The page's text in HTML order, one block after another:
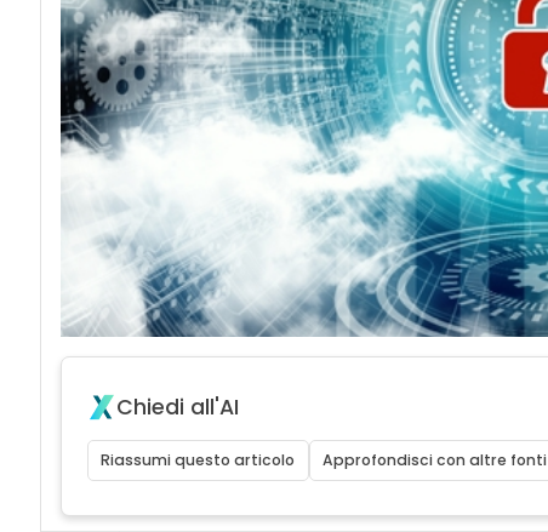
Chiedi all'AI
Riassumi questo articolo Approfondisci con altre fonti